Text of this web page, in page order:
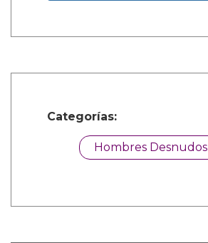
Categorías:
Hombres Desnudos